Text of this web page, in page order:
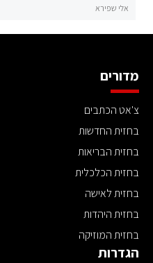
אלי שפירא
מדורים
צ'אט הכתבים
בחזית החדשות
בחזית הבריאות
בחזית הכלכלית
בחזית לאישה
בחזית היהדות
בחזית המוזיקה
הגדרות